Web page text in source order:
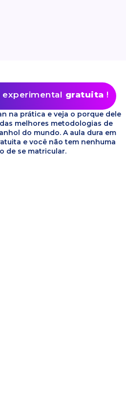
experimental gratuita !
na prática e veja o porque dele
melhores metodologias de
do mundo. A aula dura em
e você não tem nenhuma
de se matricular.